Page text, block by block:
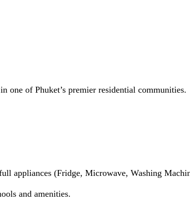
one of Phuket’s premier residential communities.
appliances (Fridge, Microwave, Washing
and amenities.